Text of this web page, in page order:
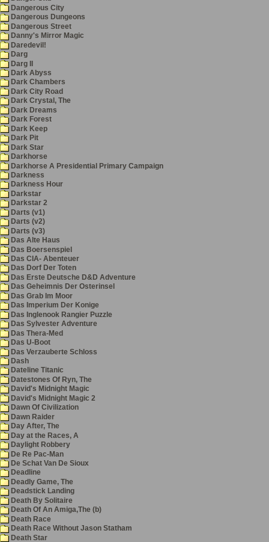
Dangerous City
Dangerous Dungeons
Dangerous Street
Danny's Mirror Magic
Daredevil!
Darg
Darg II
Dark Abyss
Dark Chambers
Dark City Road
Dark Crystal, The
Dark Dreams
Dark Forest
Dark Keep
Dark Pit
Dark Star
Darkhorse
Darkhorse A Presidential Primary Campaign
Darkness
Darkness Hour
Darkstar
Darkstar 2
Darts (v1)
Darts (v2)
Darts (v3)
Das Alte Haus
Das Boersenspiel
Das CIA- Abenteuer
Das Dorf Der Toten
Das Erste Deutsche D&D Adventure
Das Geheimnis Der Osterinsel
Das Grab Im Moor
Das Imperium Der Konige
Das Inglenook Rangier Puzzle
Das Sylvester Adventure
Das Thera-Med
Das U-Boot
Das Verzauberte Schloss
Dash
Dateline Titanic
Datestones Of Ryn, The
David's Midnight Magic
David's Midnight Magic 2
Dawn Of Civilization
Dawn Raider
Day After, The
Day at the Races, A
Daylight Robbery
De Re Pac-Man
De Schat Van De Sioux
Deadline
Deadly Game, The
Deadstick Landing
Death By Solitaire
Death Of An Amiga,The (b)
Death Race
Death Race Without Jason Statham
Death Star